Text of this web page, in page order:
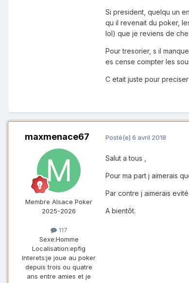
Si president, quelqu un
qu il revenait du poker,
lol) que je reviens de
Pour tresorier, s il
es cense compter les
C etait juste pour preciser
maxmenace67
Membre Alsace Poker
2025-2026
117
Sexe:Homme
Localisation:epfig
Interets:je joue au poker
depuis trois ou quatre
ans entre amies et je
Posté(e) 6 avril 2018
Salut a tous ,
Pour ma part j aimerais
Par contre j aimerais
A bientôt.